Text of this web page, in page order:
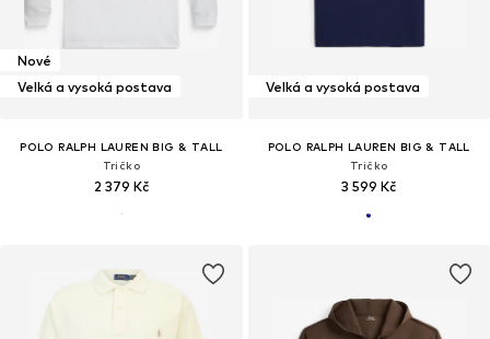
Nové
Velká a vysoká postava
POLO RALPH LAUREN BIG & TALL
Tričko
2 379 Kč
Velká a vysoká postava
POLO RALPH LAUREN BIG & TALL
Tričko
3 599 Kč